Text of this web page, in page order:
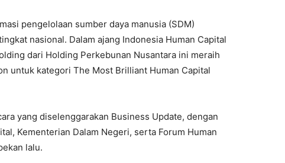
pengelolaan sumber daya manusia (SDM)
nasional. Dalam ajang Indonesia Human Capital
dari Holding Perkebunan Nusantara ini meraih
untuk kategori The Most Brilliant Human Capital
yang diselenggarakan Business Update, dengan
Kementerian Dalam Negeri, serta Forum Human
lalu.